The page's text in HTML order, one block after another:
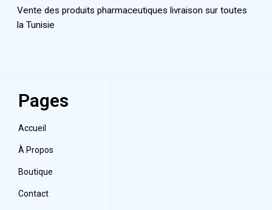
Vente des produits pharmaceutiques livraison sur toutes
la Tunisie
Pages
Accueil
À Propos
Boutique
Contact